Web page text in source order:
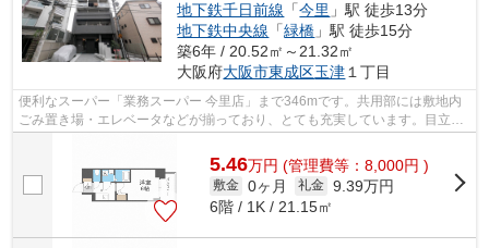
地下鉄千日前線 「今里 」駅 徒歩13分
地下鉄中央線 「緑橋 」駅 徒歩15分
築6年 / 20.52㎡～21.32㎡
大阪府大阪市東成区玉津 １丁目
便利なスーパー「業務スーパー 今里店」まで346mです。共用部には敷地内
ごみ置き場・エレベータなどが揃っており、とても充実しています。目立つ
5.46万円 (管理費等：8,000円 )
敷金 0ヶ月 礼金 9.39万円
6階 / 1K / 21.15㎡